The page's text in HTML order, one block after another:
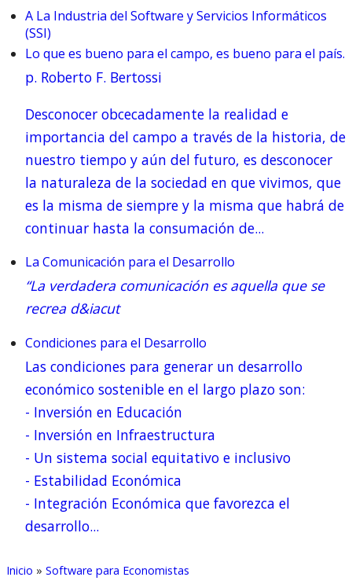
A La Industria del Software y Servicios Informáticos
(SSI)
Lo que es bueno para el campo, es bueno para el país.
p. Roberto F. Bertossi
Desconocer obcecadamente la realidad e
importancia del campo a través de la historia, de
nuestro tiempo y aún del futuro, es desconocer
la naturaleza de la sociedad en que vivimos, que
es la misma de siempre y la misma que habrá de
continuar hasta la consumación de...
La Comunicación para el Desarrollo
“La verdadera comunicación es aquella que se
recrea d&iacut
Condiciones para el Desarrollo
Las condiciones para generar un desarrollo
económico sostenible en el largo plazo son:
- Inversión en Educación
- Inversión en Infraestructura
- Un sistema social equitativo e inclusivo
- Estabilidad Económica
- Integración Económica que favorezca el
desarrollo...
Inicio » Software para Economistas